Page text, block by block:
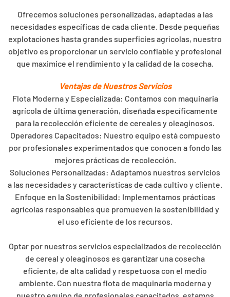
Ofrecemos soluciones personalizadas, adaptadas a las
necesidades específicas de cada cliente. Desde pequeñas
explotaciones hasta grandes superficies agrícolas, nuestro
objetivo es proporcionar un servicio confiable y profesional
que maximice el rendimiento y la calidad de la cosecha.
Ventajas de Nuestros Servicios
Flota Moderna y Especializada: Contamos con maquinaria
agrícola de última generación, diseñada específicamente
para la recolección eficiente de cereales y oleaginosos.
Operadores Capacitados: Nuestro equipo está compuesto
por profesionales experimentados que conocen a fondo las
mejores prácticas de recolección.
Soluciones Personalizadas: Adaptamos nuestros servicios
a las necesidades y características de cada cultivo y cliente.
Enfoque en la Sostenibilidad: Implementamos prácticas
agrícolas responsables que promueven la sostenibilidad y
el uso eficiente de los recursos.
Optar por nuestros servicios especializados de recolección
de cereal y oleaginosos es garantizar una cosecha
eficiente, de alta calidad y respetuosa con el medio
ambiente. Con nuestra flota de maquinaria moderna y